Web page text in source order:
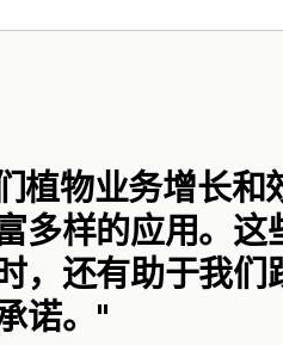
植物业务增长和
多样的应用。这
，还有助于我们
诺。